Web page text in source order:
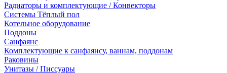
Радиаторы и комплектующие / Конвекторы
Системы Тёплый пол
Котельное оборудование
Поддоны
Санфаянс
Комплектующие к санфаянсу, ваннам, поддонам
Раковины
Унитазы / Писсуары